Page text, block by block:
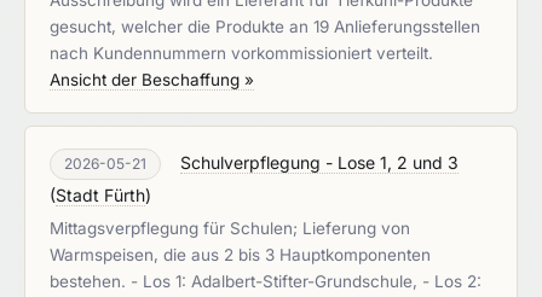
gesucht, welcher die Produkte an 19 Anlieferungsstellen
nach Kundennummern vorkommissioniert verteilt.
Ansicht der Beschaffung »
2026-05-21
Schulverpflegung - Lose 1, 2 und 3
(Stadt Fürth)
Mittagsverpflegung für Schulen; Lieferung von
Warmspeisen, die aus 2 bis 3 Hauptkomponenten
bestehen. - Los 1: Adalbert-Stifter-Grundschule, - Los 2: